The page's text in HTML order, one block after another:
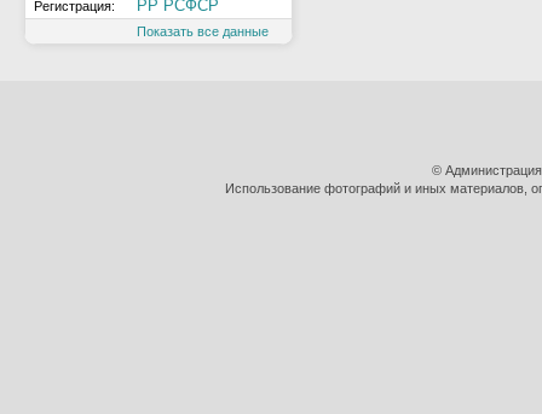
Регистрация: РР РСФСР
Показать все данные
©
Использование фотографий и иных материалов,